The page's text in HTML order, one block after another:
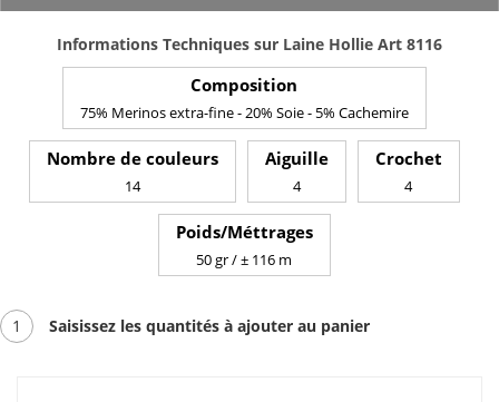
Informations Techniques sur Laine Hollie Art 8116
Composition
75% Merinos extra-fine - 20% Soie - 5% Cachemire
Nombre de couleurs
14
Aiguille
4
Crochet
4
Poids/Méttrages
50 gr / ± 116 m
1 Saisissez les quantités à ajouter au panier